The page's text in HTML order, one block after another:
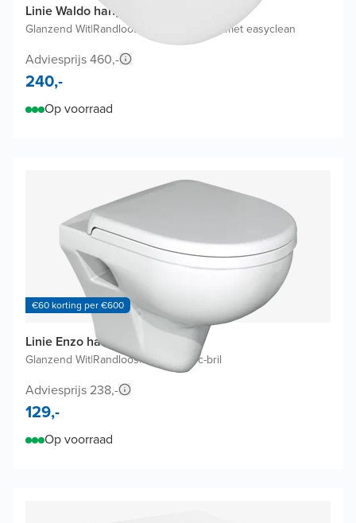
Linie Waldo hangtoilet
Glanzend Wit|Randloos Softclose wc-bril met easyclean
Adviesprijs 460,-
240,-
Op voorraad
€60 korting per €600
Linie Enzo hangtoilet
Glanzend Wit|Randloos|Softclose wc-bril
Adviesprijs 238,-
129,-
Op voorraad